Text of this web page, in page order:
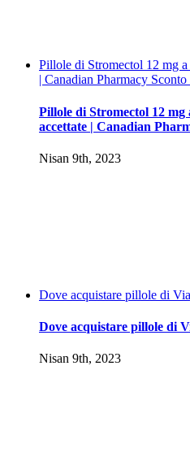
Pillole di Stromectol 12 mg
| Canadian Pharmacy Sconto
Pillole di Stromectol 12
accettate | Canadian
Nisan 9th, 2023
Dove acquistare pillole di
Dove acquistare pillole di
Nisan 9th, 2023